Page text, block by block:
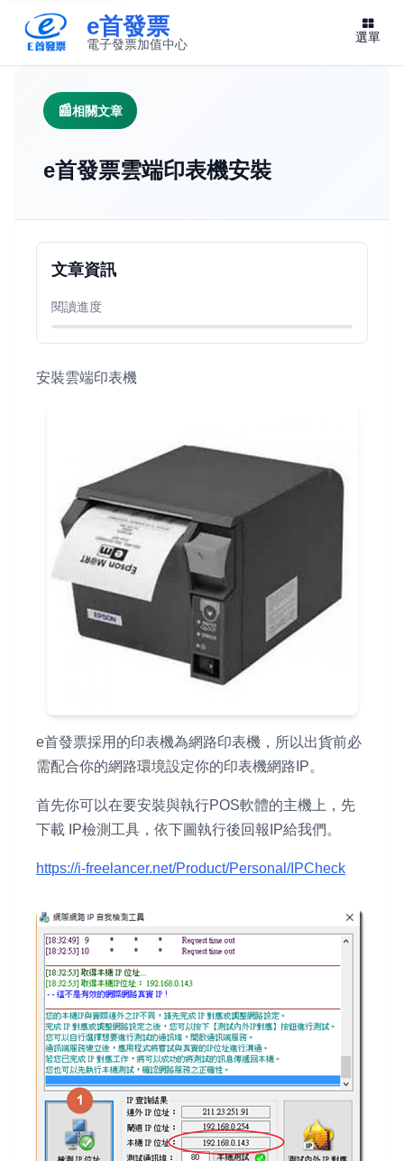
e首發票
電子發票加值中心 選單
相關文章
e首發票雲端印表機安裝
安裝雲端印表機
e首發票採用的印表機為網路印表機，所以出貨前必
需配合你的網路環境設定你的印表機網路IP。
首先你可以在要安裝與執行POS軟體的主機上，先
下載 IP檢測工具，依下圖執行後回報IP給我們。
https://i-freelancer.net/Product/Personal/IPCheck
文章資訊
閱讀進度